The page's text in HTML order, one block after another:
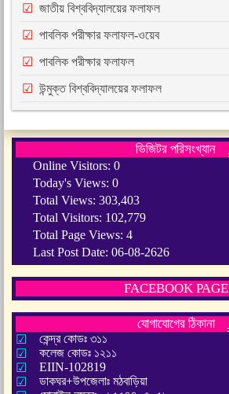
জাতীয় বিশ্ববিদ্যালয়ের ফলাফল
পাবলিক পরীক্ষার ফলাফল-ওয়েব
পাবলিক পরীক্ষার ফলাফল
উন্মুক্ত বিশ্ববিদ্যালয়ের ফলাফল
ভিজিটর পরিসংখ্যান
Online Visitors: 0
Today's Views: 0
Total Views: 303,403
Total Visitors: 102,779
Total Page Views: 4
Last Post Date: 06-08-2626
FACEBOOK PAGE
যোগাযোগের ঠিকানা
কেন্দ্র কোডঃ ৩১১
কলেজ কোডঃ ১২১১
EIIN-102819
ডাকঘর+উপজেলাঃ মঠবাড়িয়া